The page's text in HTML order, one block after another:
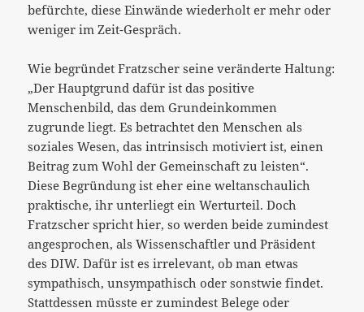
befürchte, diese Einwände wiederholt er mehr oder
weniger im Zeit-Gespräch.
Wie begründet Fratzscher seine veränderte Haltung:
„Der Hauptgrund dafür ist das positive
Menschenbild, das dem Grundeinkommen
zugrunde liegt. Es betrachtet den Menschen als
soziales Wesen, das intrinsisch motiviert ist, einen
Beitrag zum Wohl der Gemeinschaft zu leisten“.
Diese Begründung ist eher eine weltanschaulich
praktische, ihr unterliegt ein Werturteil. Doch
Fratzscher spricht hier, so werden beide zumindest
angesprochen, als Wissenschaftler und Präsident
des DIW. Dafür ist es irrelevant, ob man etwas
sympathisch, unsympathisch oder sonstwie findet.
Stattdessen müsste er zumindest Belege oder